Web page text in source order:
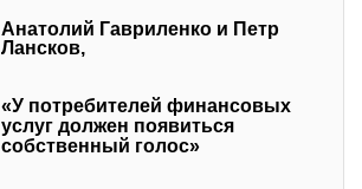
Анатолий Гавриленко и Петр
Лансков,
«У потребителей финансовых
услуг должен появиться
собственный голос»